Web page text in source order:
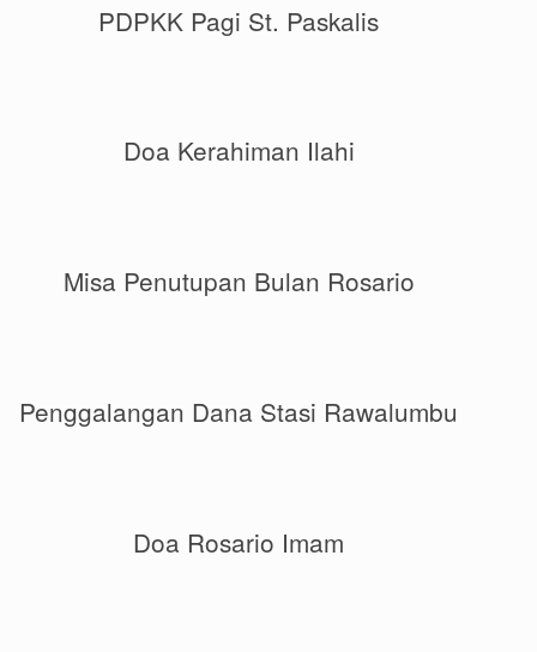
PDPKK Pagi St. Paskalis
Doa Kerahiman Ilahi
Misa Penutupan Bulan Rosario
Penggalangan Dana Stasi Rawalumbu
Doa Rosario Imam